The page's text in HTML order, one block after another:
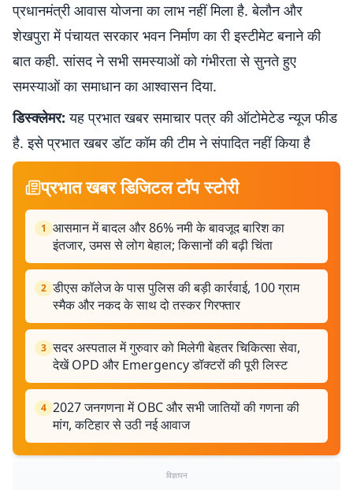
प्रधानमंत्री आवास योजना का लाभ नहीं मिला है. बेलौन और
शेखपुरा में पंचायत सरकार भवन निर्माण का री इस्टीमेट बनाने की
बात कही. सांसद ने सभी समस्याओं को गंभीरता से सुनते हुए
समस्याओं का समाधान का आश्वासन दिया.
डिस्क्लेमर: यह प्रभात खबर समाचार पत्र की ऑटोमेटेड न्यूज फीड
है. इसे प्रभात खबर डॉट कॉम की टीम ने संपादित नहीं किया है
प्रभात खबर डिजिटल टॉप स्टोरी
1 आसमान में बादल और 86% नमी के बावजूद बारिश का
इंतजार, उमस से लोग बेहाल; किसानों की बढ़ी चिंता
2 डीएस कॉलेज के पास पुलिस की बड़ी कार्रवाई, 100 ग्राम
स्मैक और नकद के साथ दो तस्कर गिरफ्तार
3 सदर अस्पताल में गुरुवार को मिलेगी बेहतर चिकित्सा सेवा,
देखें OPD और Emergency डॉक्टरों की पूरी लिस्ट
4 2027 जनगणना में OBC और सभी जातियों की गणना की
मांग, कटिहार से उठी नई आवाज
विज्ञापन